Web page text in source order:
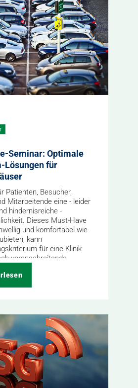
Seminar: Optimale
Lösungen für
Patienten, Besucher,
Mitarbeitende eine - leider
hindernisreiche -
Dieses Must-Have
und komfortabel wie
kann
für eine Klinik
voranschreitende...